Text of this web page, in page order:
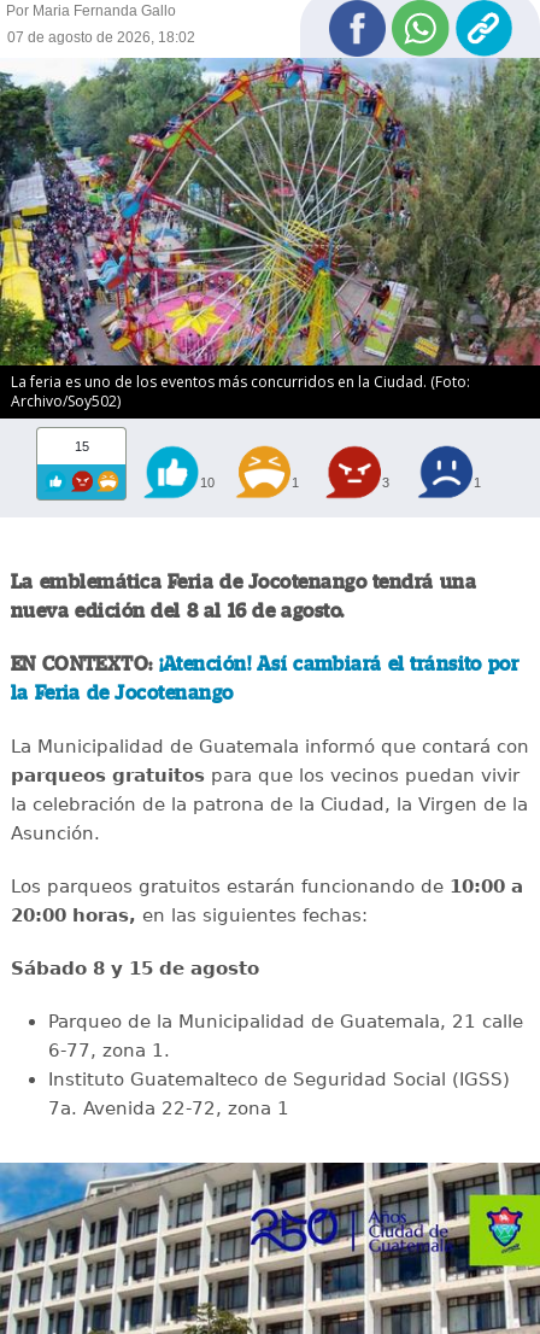
Por Maria Fernanda Gallo
07 de agosto de 2026, 18:02
La feria es uno de los eventos más concurridos en la Ciudad. (Foto:
Archivo/Soy502)
15
10 1 3 1
La emblemática Feria de Jocotenango tendrá una
nueva edición del 8 al 16 de agosto.
EN CONTEXTO:¡Atención! Así cambiará el tránsito por
la Feria de Jocotenango
La Municipalidad de Guatemala informó que contará con
parqueos gratuitospara que los vecinos puedan vivir
la celebración de la patrona de la Ciudad, la Virgen de la
Asunción.
Los parqueos gratuitos estarán funcionando de 10:00 a
20:00 horas, en las siguientes fechas:
Sábado 8 y 15 de agosto
Parqueo de la Municipalidad de Guatemala, 21 calle
6-77, zona 1.
Instituto Guatemalteco de Seguridad Social (IGSS)
7a. Avenida 22-72, zona 1